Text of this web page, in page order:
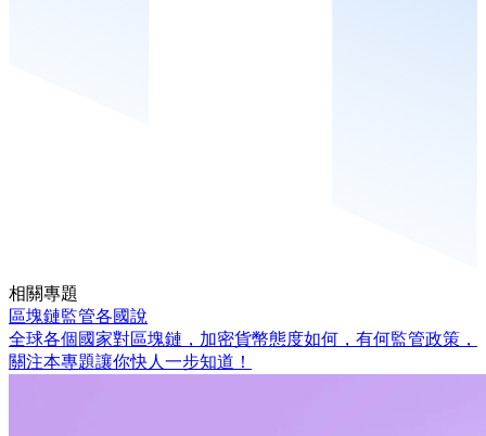
相關專題
區塊鏈監管各國說
全球各個國家對區塊鏈，加密貨幣態度如何，有何監管政策，
關注本專題讓你快人一步知道！